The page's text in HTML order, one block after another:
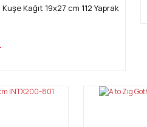
Kağıt 19x27 cm 112 Yaprak